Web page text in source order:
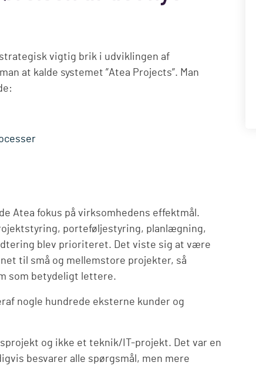
vigtig brik i udviklingen af
at kalde systemet ”Atea Projects”. Man
Atea fokus på virksomhedens effektmål.
porteføljestyring, planlægning,
blev prioriteret. Det viste sig at være
til små og mellemstore projekter, så
som betydeligt lettere.
nogle hundrede eksterne kunder og
og ikke et teknik/IT-projekt. Det var en
besvarer alle spørgsmål, men mere